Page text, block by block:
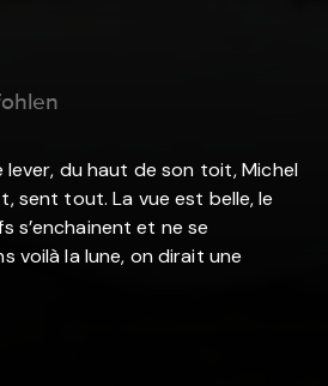
lever, du haut de son toit, Michel
sent tout. La vue est belle, le
s’enchainent et ne se
voilà la lune, on dirait une